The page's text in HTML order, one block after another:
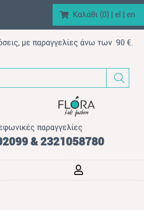
Καλάθι (0) | el | en
με παραγγελίες άνω των 90 €.
παραγγελίες
& 2321058780